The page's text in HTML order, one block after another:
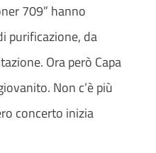
709” hanno
purificazione, da
Ora però Capa
Non c’è più
concerto inizia